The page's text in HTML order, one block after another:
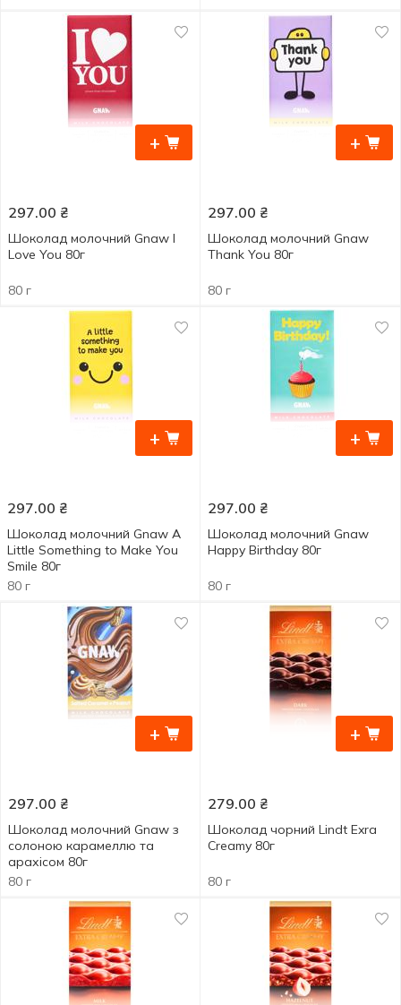
+
297.00 ₴
Шоколад молочний Gnaw I
Love You 80г
80 г
+
297.00 ₴
Шоколад молочний Gnaw
Thank You 80г
80 г
+
297.00 ₴
Шоколад молочний Gnaw A
Little Something to Make You
Smile 80г
80 г
+
297.00 ₴
Шоколад молочний Gnaw
Happy Birthday 80г
80 г
+
297.00 ₴
Шоколад молочний Gnaw з
солоною карамеллю та
арахісом 80г
80 г
+
279.00 ₴
Шоколад чорний Lindt Exra
Creamy 80г
80 г